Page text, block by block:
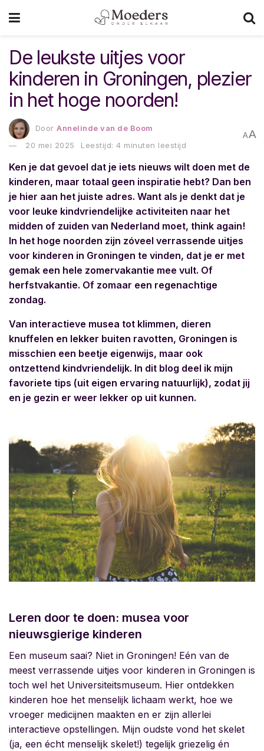
De leukste uitjes voor
kinderen in Groningen, plezier
in het hoge noorden!
Door Annelinde van de Boom
20 mei 2025
Leestijd: 4 minuten leestijd
AA
Ken je dat gevoel dat je iets nieuws wilt doen met de
kinderen, maar totaal geen inspiratie hebt? Dan ben
je hier aan het juiste adres. Want als je denkt dat je
voor leuke kindvriendelijke activiteiten naar het
midden of zuiden van Nederland moet, think again!
In het hoge noorden zijn zóveel verrassende uitjes
voor kinderen in Groningen te vinden, dat je er met
gemak een hele zomervakantie mee vult. Of
herfstvakantie. Of zomaar een regenachtige
zondag.
Van interactieve musea tot klimmen, dieren
knuffelen en lekker buiten ravotten, Groningen is
misschien een beetje eigenwijs, maar ook
ontzettend kindvriendelijk. In dit blog deel ik mijn
favoriete tips (uit eigen ervaring natuurlijk), zodat jij
en je gezin er weer lekker op uit kunnen.
Leren door te doen: musea voor
nieuwsgierige kinderen
Een museum saai? Niet in Groningen! Eén van de
meest verrassende uitjes voor kinderen in Groningen is
toch wel het Universiteitsmuseum. Hier ontdekken
kinderen hoe het menselijk lichaam werkt, hoe we
vroeger medicijnen maakten en er zijn allerlei
interactieve opstellingen. Mijn oudste vond het skelet
(ja, een écht menselijk skelet!) tegelijk griezelig én